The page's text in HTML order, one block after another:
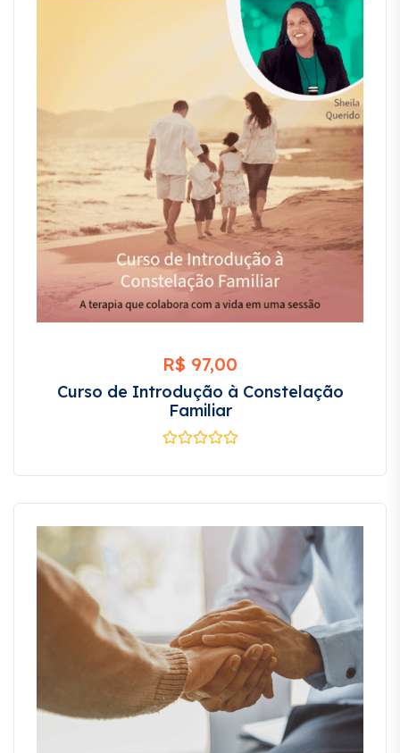
R$ 97,00
Curso de Introdução à Constelação
Familiar